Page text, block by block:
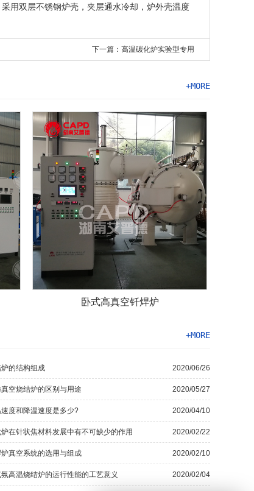
用双层不锈钢炉壳，夹层通水冷却，炉外壳温度
下一篇：高温碳化炉实验型专用
+MORE
卧式高真空钎焊炉
+MORE
的结构组成 2020/06/26
空烧结炉的区别与用途 2020/05/27
度和降温速度是多少? 2020/04/10
在针状焦材料发展中有不可缺少的作用 2020/02/22
真空系统的选用与组成 2020/02/10
高温烧结炉的运行性能的工艺意义 2020/02/04